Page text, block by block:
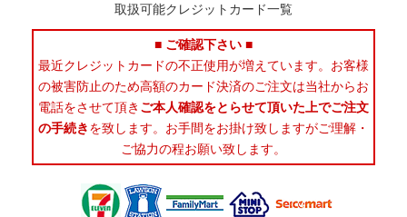
取扱可能クレジットカード一覧
■ ご確認下さい ■
最近クレジットカードの不正使用が増えています。お客様
の被害防止のため高額のカード決済のご注文は当社からお
電話をさせて頂き ご本人確認をとらせて頂いた上でご注文
の手続きを致します。お手間をお掛け致しますがご理解・
ご協力の程お願い致します。